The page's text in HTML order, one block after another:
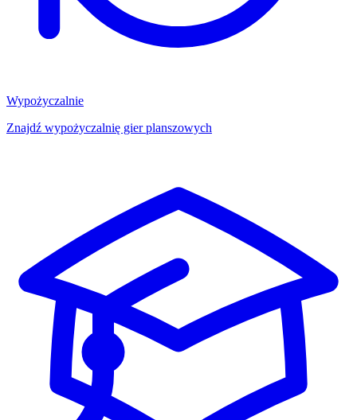
Wypożyczalnie
Znajdź wypożyczalnię gier planszowych